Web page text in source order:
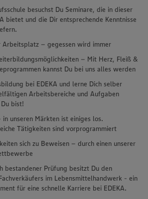
besuchst Du Seminare, die in dieser
bietet und die Dir entsprechende Kenntnisse
Arbeitsplatz – gegessen wird immer
– Mit Herz, Fleiß &
kannst Du bei uns alles werden
bei EDEKA und lerne Dich selber
Arbeitsbereiche und Aufgaben
bist!
unseren Märkten ist einiges los.
Tätigkeiten sind vorprogrammiert
sich zu Beweisen – durch einen unserer
bestandener Prüfung besitzt Du den
im Lebensmittelhandwerk - ein
für eine schnelle Karriere bei EDEKA.